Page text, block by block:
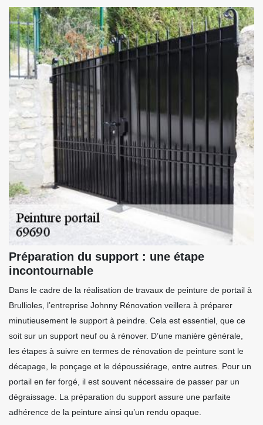
Préparation du support : une étape
incontournable
Dans le cadre de la réalisation de travaux de peinture de portail à
Brullioles, l’entreprise Johnny Rénovation veillera à préparer
minutieusement le support à peindre. Cela est essentiel, que ce
soit sur un support neuf ou à rénover. D’une manière générale,
les étapes à suivre en termes de rénovation de peinture sont le
décapage, le ponçage et le dépoussiérage, entre autres. Pour un
portail en fer forgé, il est souvent nécessaire de passer par un
dégraissage. La préparation du support assure une parfaite
adhérence de la peinture ainsi qu’un rendu opaque.